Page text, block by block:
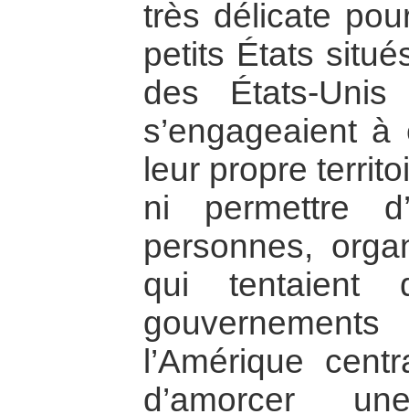
très délicate
petits États
des États-
s’engageaient
leur propre
ni permettre
personnes,
qui tentaient
l’Amérique
d’amorcer